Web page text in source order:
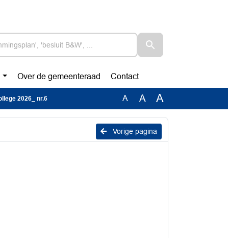
Over de gemeenteraad Contact
2026_ nr.6 A A A
Vorige pagina